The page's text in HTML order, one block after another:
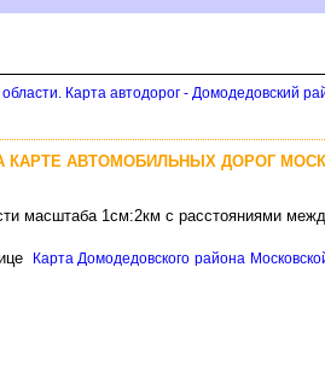
Карта автодорог - Домодедовский
КАРТЕ АВТОМОБИЛЬНЫХ ДОРОГ
масштаба 1см:2км с расстояниями
Карта Домодедовского района